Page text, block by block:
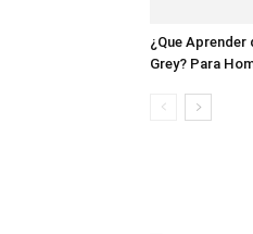
¿Que Aprender
Grey? Para